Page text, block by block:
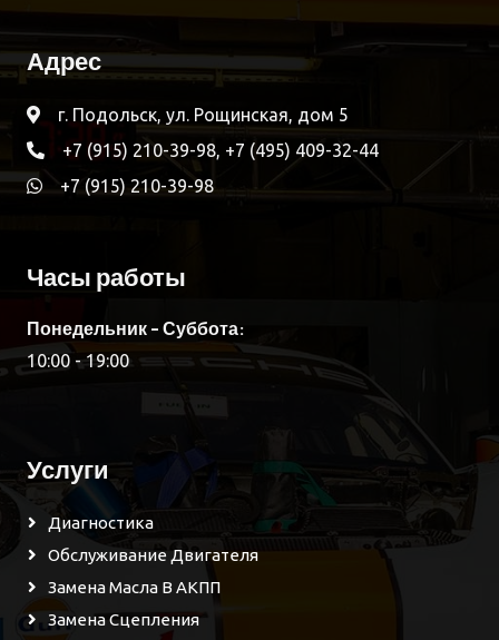
Адрес
г. Подольск, ул. Рощинская, дом 5
+7 (915) 210-39-98, +7 (495) 409-32-44
+7 (915) 210-39-98
Часы работы
Понедельник - Суббота:
10:00 - 19:00
Услуги
Диагностика
Обслуживание Двигателя
Замена Масла В АКПП
Замена Сцепления